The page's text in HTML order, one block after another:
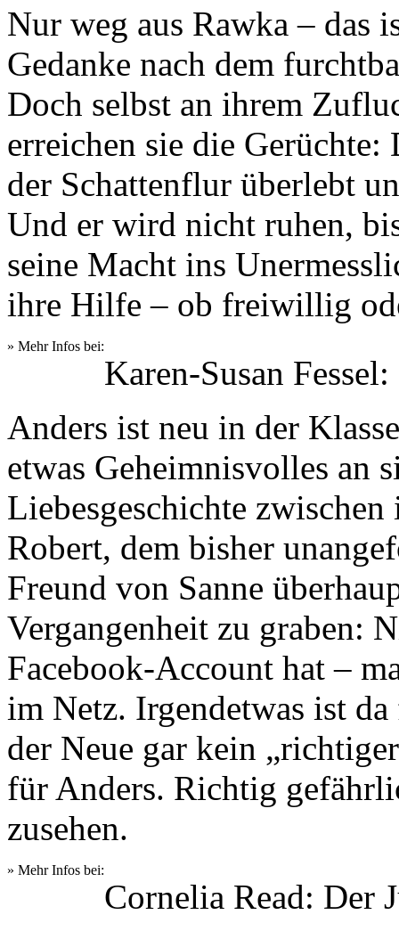
Nur weg aus Rawka – das
Gedanke nach dem
Doch selbst an ihrem
erreichen sie die
der Schattenflur überlebt
Und er wird nicht ruhen,
seine Macht ins
ihre Hilfe – ob freiwillig
» Mehr Infos bei:
Karen-Susan
Anders ist neu in der
etwas Geheimnisvolles an
Liebesgeschichte zwischen
Robert, dem bisher
Freund von Sanne
Vergangenheit zu graben:
Facebook-Account hat –
im Netz. Irgendetwas ist
der Neue gar kein
für Anders. Richtig
zusehen.
» Mehr Infos bei:
Cornelia Read: Der